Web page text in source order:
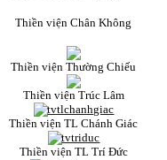
Thiền viện Chân Không
Thiền viện Thường Chiếu
Thiền viện Trúc Lâm
Thiền viện TL Chánh Giác
Thiền viện TL Trí Đức